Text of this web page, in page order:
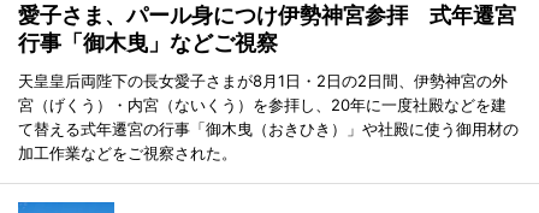
愛子さま、パール身につけ伊勢神宮参拝 式年遷宮
行事「御木曳」などご視察
天皇皇后両陛下の長女愛子さまが8月1日・2日の2日間、伊勢神宮の外
宮（げくう）・内宮（ないくう）を参拝し、20年に一度社殿などを建
て替える式年遷宮の行事「御木曳（おきひき）」や社殿に使う御用材の
加工作業などをご視察された。